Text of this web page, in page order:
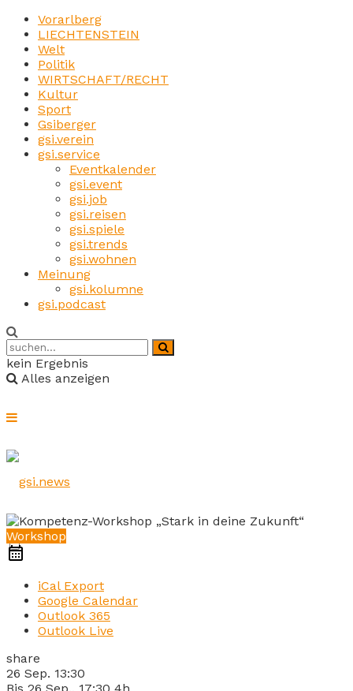
Vorarlberg
LIECHTENSTEIN
Welt
Politik
WIRTSCHAFT/RECHT
Kultur
Sport
Gsiberger
gsi.verein
gsi.service
Eventkalender
gsi.event
gsi.job
gsi.reisen
gsi.spiele
gsi.trends
gsi.wohnen
Meinung
gsi.kolumne
gsi.podcast
kein Ergebnis
Alles anzeigen
Workshop
iCal Export
Google Calendar
Outlook 365
Outlook Live
share
26 Sep. 13:30